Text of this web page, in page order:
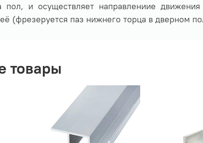
пол, и осуществляет направлениие
(фрезеруется паз нижнего торца в дверном
товары